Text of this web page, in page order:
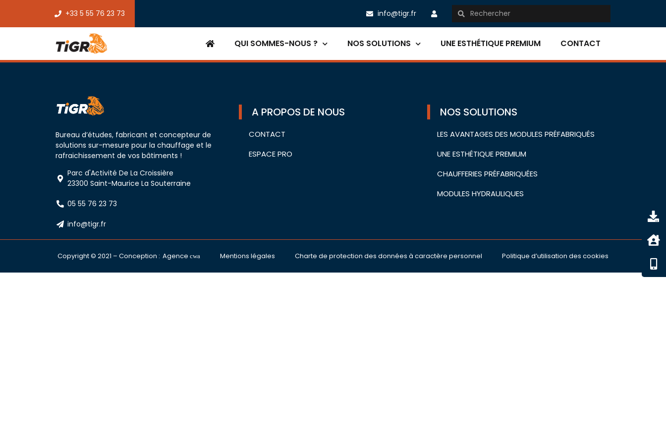
+33 5 55 76 23 73 info@tigr.fr
QUI SOMMES-NOUS ? NOS SOLUTIONS UNE ESTHÉTIQUE PREMIUM CONTACT
Bureau d’études, fabricant et concepteur de
solutions sur-mesure pour la chauffage et le
rafraichissement de vos bâtiments !
Parc d'Activité De La Croissière
23300 Saint-Maurice La Souterraine
05 55 76 23 73
info@tigr.fr
A PROPOS DE NOUS
CONTACT
ESPACE PRO
NOS SOLUTIONS
LES AVANTAGES DES MODULES PRÉFABRIQUÉS
UNE ESTHÉTIQUE PREMIUM
CHAUFFERIES PRÉFABRIQUÉES
MODULES HYDRAULIQUES
Copyright © 2021 – Conception : Agence cwa Mentions légales Charte de protection des données à caractère personnel Politique d’utilisation des cookies